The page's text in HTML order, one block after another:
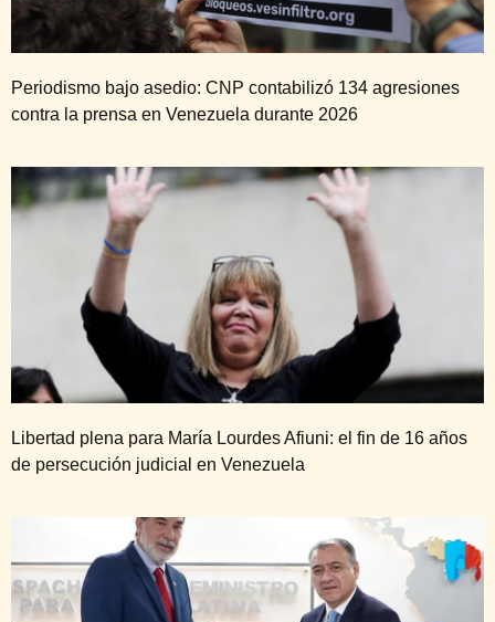
Periodismo bajo asedio: CNP contabilizó 134 agresiones
contra la prensa en Venezuela durante 2026
Libertad plena para María Lourdes Afiuni: el fin de 16 años
de persecución judicial en Venezuela